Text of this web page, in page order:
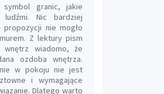
granic, jakie
Nic bardziej
propozycji nie mogło
Z lektury pism
wnętrz wiadomo, że
ozdoba wnętrza.
w pokoju nie jest
i wymagające
Dlatego warto